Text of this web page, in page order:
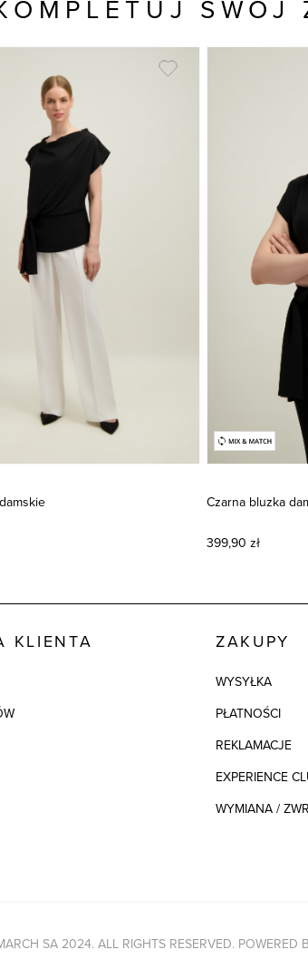
SWÓJ
Czarna bluzka
399,90 zł
KLIENTA ZAKUPY
WYSYŁKA
PŁATNOŚCI
REKLAMACJE
EXPERIENCE
WYMIANA /
SA 2024. ALL RIGHTS RESERVED. POWERED